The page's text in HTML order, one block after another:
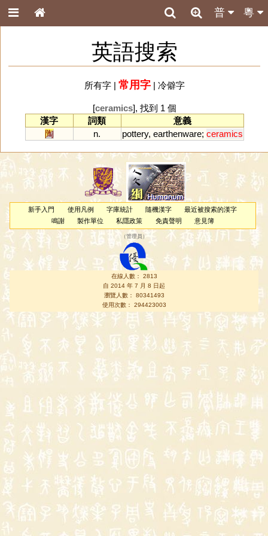
粵
普
英語搜索
所有字| 常用字| 冷僻字
[ceramics], 找到 1 個
漢字
詞類
意義
陶
n. pottery, earthenware; ceramics
新手入門 使用凡例 字庫統計 隨機漢字
最近被搜索的漢字
鳴謝
製作單位 私隱政策 免責聲明 意見簿
（管理員 ）
在線人數： 2813
自 2014 年 7 月 8 日起
瀏覽人數： 80341493
使用次數： 294423003